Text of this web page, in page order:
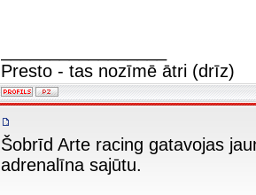
Presto - tas nozīmē ātri (drīz)
Šobrīd Arte racing gatavojas
adrenalīna sajūtu.